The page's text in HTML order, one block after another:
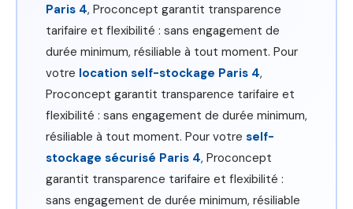
Paris 4, Proconcept garantit transparence
tarifaire et flexibilité : sans engagement de
durée minimum, résiliable à tout moment. Pour
votre location self-stockage Paris 4,
Proconcept garantit transparence tarifaire et
flexibilité : sans engagement de durée minimum,
résiliable à tout moment. Pour votre self-
stockage sécurisé Paris 4, Proconcept
garantit transparence tarifaire et flexibilité :
sans engagement de durée minimum, résiliable